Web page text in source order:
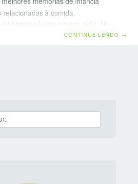
relacionadas à comida,
preparada por nossos avós. No
no dia 26 de julho, são essas
CONTINUE LENDO →